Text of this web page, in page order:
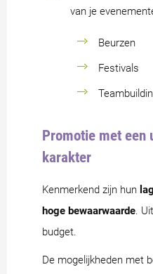
van je
Beurzen
Festivals
Promotie met een
karakter
Kenmerkend zijn hun
hoge bewaarwaarde.
budget.
De mogelijkheden met